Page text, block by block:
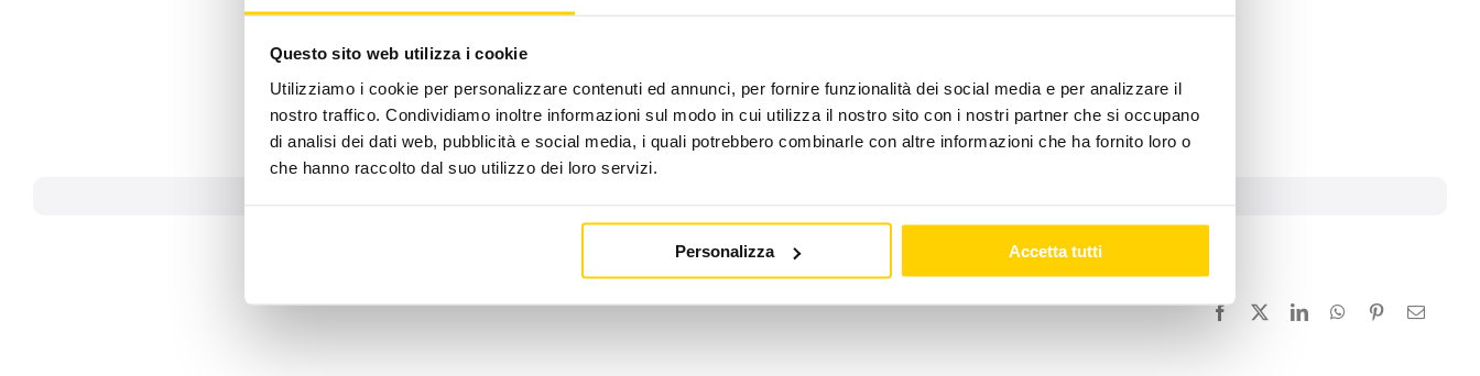
Questo sito web utilizza i cookie
Utilizziamo i cookie per personalizzare contenuti ed annunci, per fornire funzionalità dei social media e per analizzare il
nostro traffico. Condividiamo inoltre informazioni sul modo in cui utilizza il nostro sito con i nostri partner che si occupano
di analisi dei dati web, pubblicità e social media, i quali potrebbero combinarle con altre informazioni che ha fornito loro o
che hanno raccolto dal suo utilizzo dei loro servizi.
Personalizza Accetta tutti
Padiglione 6 – Stand G16.
www.apengroup.com
06
Facebook LinkedInWhatsApp
PinterestEmail